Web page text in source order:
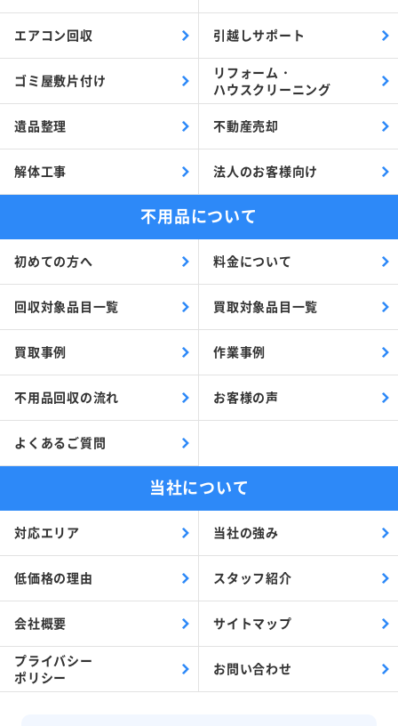
エアコン回収 引越しサポート
ゴミ屋敷片付け
リフォーム・
ハウスクリーニング
遺品整理 不動産売却
解体工事 法人のお客様向け
不用品について
初めての方へ 料金について
回収対象品目一覧 買取対象品目一覧
買取事例 作業事例
不用品回収の流れ お客様の声
よくあるご質問
当社について
対応エリア 当社の強み
低価格の理由 スタッフ紹介
会社概要 サイトマップ
プライバシー
ポリシー
お問い合わせ